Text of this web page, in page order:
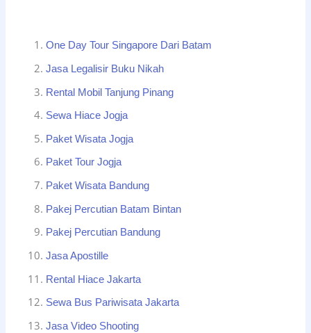
One Day Tour Singapore Dari Batam
Jasa Legalisir Buku Nikah
Rental Mobil Tanjung Pinang
Sewa Hiace Jogja
Paket Wisata Jogja
Paket Tour Jogja
Paket Wisata Bandung
Pakej Percutian Batam Bintan
Pakej Percutian Bandung
Jasa Apostille
Rental Hiace Jakarta
Sewa Bus Pariwisata Jakarta
Jasa Video Shooting